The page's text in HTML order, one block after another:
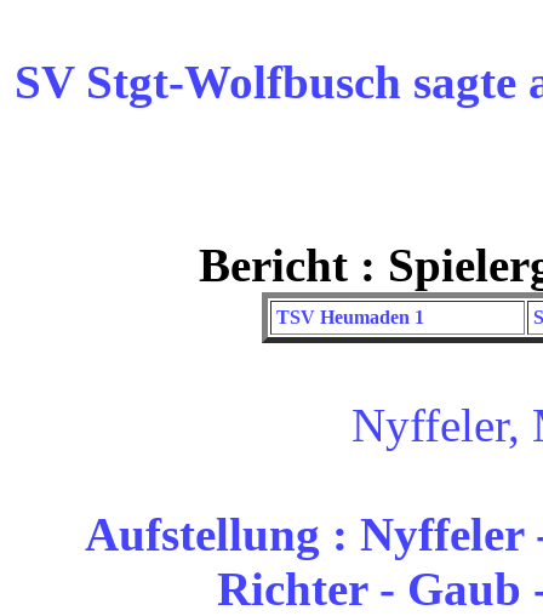
SV Stgt-Wolfbusch
Bericht :
TSV Heumaden 1
Nyffeler,
Aufstellung : Nyffeler
Richter - Gaub